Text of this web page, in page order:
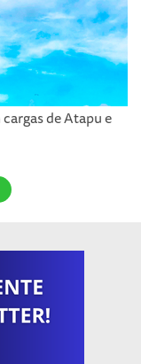
de Atapu e